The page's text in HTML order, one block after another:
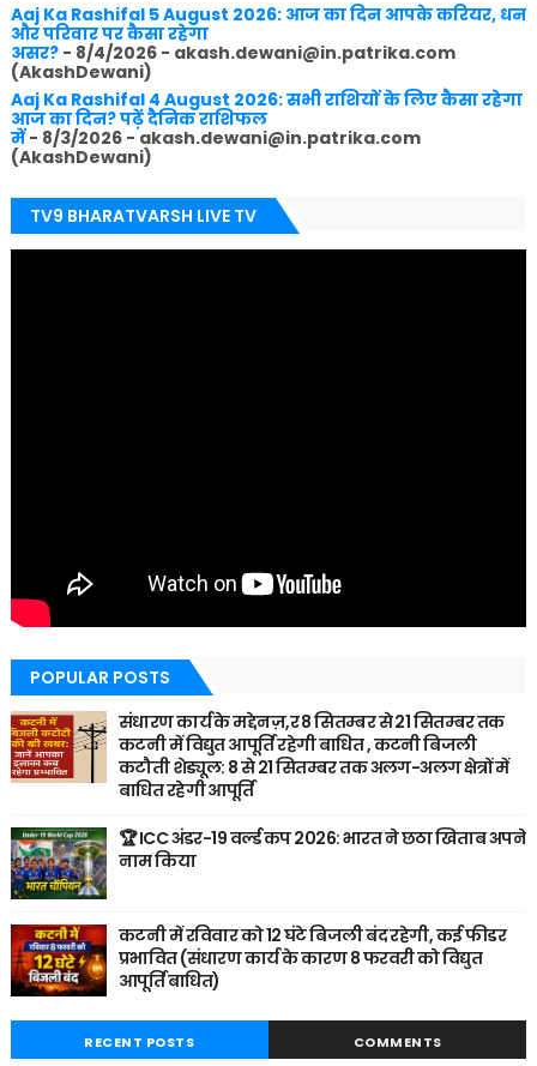
Aaj Ka Rashifal 5 August 2026: आज का दिन आपके करियर, धन
और परिवार पर कैसा रहेगा
असर?- 8/4/2026- akash.dewani@in.patrika.com
(AkashDewani)
Aaj Ka Rashifal 4 August 2026: सभी राशियों के लिए कैसा रहेगा
आज का दिन? पढ़ें दैनिक राशिफल
में- 8/3/2026- akash.dewani@in.patrika.com
(AkashDewani)
TV9 BHARATVARSH LIVE TV
POPULAR POSTS
संधारण कार्य के मद्देनज़,र 8 सितम्बर से 21 सितम्बर तक
कटनी में विद्युत आपूर्ति रहेगी बाधित , कटनी बिजली
कटौती शेड्यूल: 8 से 21 सितम्बर तक अलग-अलग क्षेत्रों में
बाधित रहेगी आपूर्ति
🏆 ICC अंडर-19 वर्ल्ड कप 2026: भारत ने छठा खिताब अपने
नाम किया
कटनी में रविवार को 12 घंटे बिजली बंद रहेगी, कई फीडर
प्रभावित (संधारण कार्य के कारण 8 फरवरी को विद्युत
आपूर्ति बाधित)
RECENT POSTS COMMENTS